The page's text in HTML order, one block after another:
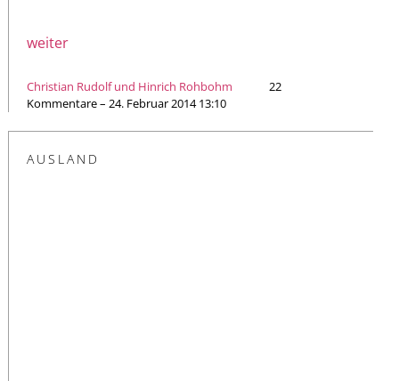
weiter
Christian Rudolf und Hinrich Rohbohm
22
Kommentare – 24. Februar 2014 13:10
AUSLAND